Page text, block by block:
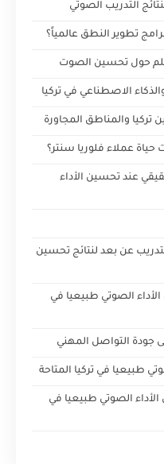
التدريب الصوتي
تطوير النطق عالمياً؟
حول تحسين الصوت
الاصطناعي في تركيا
تركيا والمناطق المجاورة
عملاء فلوريا سنتر؟
عند تحسين الأداء
عن بعد لنتائج تحسين
الصوتي طبيعيا في
جودة التواصل المهني
طبيعيا في تركيا المتاحة
الصوتي طبيعيا في